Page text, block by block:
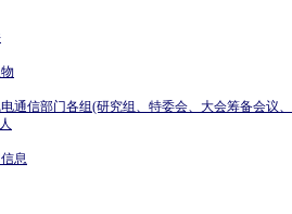
通信部门各组(研究组、特委会、大会筹备会议
息